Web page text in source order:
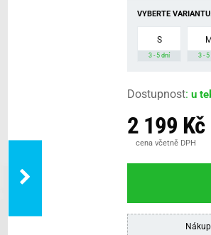
VYBERTE
S
3 - 5 dní
M
3 - 5
Dostupnost: u
2 199 Kč
cena včetně DPH